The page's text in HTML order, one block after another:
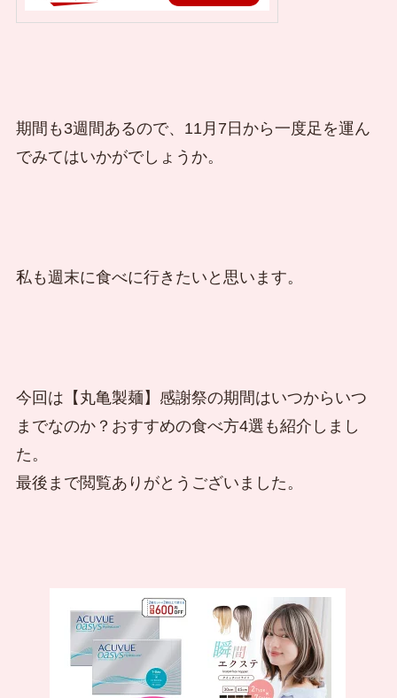
期間も3週間あるので、11月7日から一度足を運ん
でみてはいかがでしょうか。
私も週末に食べに行きたいと思います。
今回は【丸亀製麺】感謝祭の期間はいつからいつ
までなのか？おすすめの食べ方4選も紹介しまし
た。
最後まで閲覧ありがとうございました。